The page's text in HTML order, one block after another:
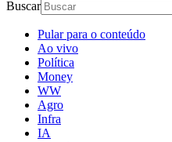
Buscar
Pular para o conteúdo
Ao vivo
Política
Money
WW
Agro
Infra
IA